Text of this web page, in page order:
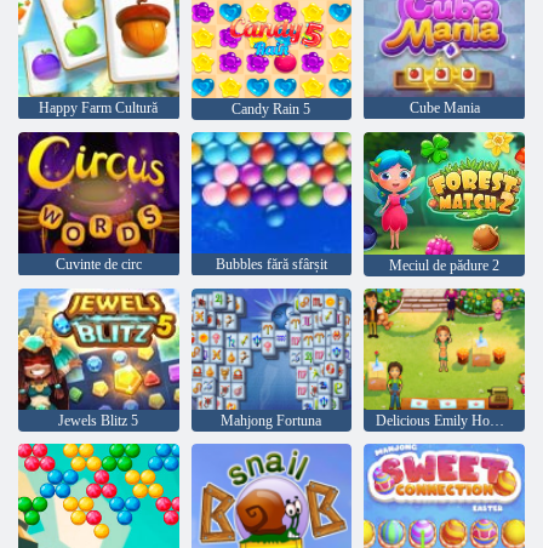
Happy Farm Cultură Candy Rain 5 Cube Mania
Cuvinte de circ Bubbles fără sfârșit Meciul de pădure 2
Jewels Blitz 5 Mahjong Fortuna